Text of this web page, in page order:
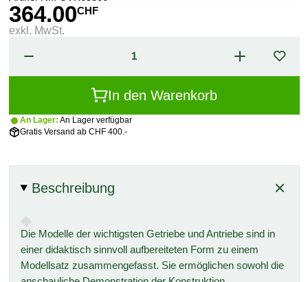
364.00CHF
exkl. MwSt.
In den Warenkorb
An Lager: An Lager verfügbar
Gratis Versand ab CHF 400.-
Beschreibung
Die Modelle der wichtigsten Getriebe und Antriebe sind in
einer didaktisch sinnvoll aufbereiteten Form zu einem
Modellsatz zusammengefasst. Sie ermöglichen sowohl die